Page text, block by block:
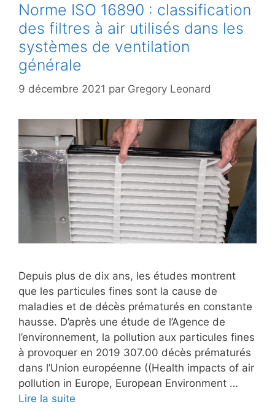
Norme ISO 16890 : classification
des filtres à air utilisés dans les
systèmes de ventilation
générale
9 décembre 2021 par Gregory Leonard
Depuis plus de dix ans, les études montrent
que les particules fines sont la cause de
maladies et de décès prématurés en constante
hausse. D’après une étude de l’Agence de
l’environnement, la pollution aux particules fines
à provoquer en 2019 307.00 décès prématurés
dans l’Union européenne ((Health impacts of air
pollution in Europe, European Environment …
Lire la suite